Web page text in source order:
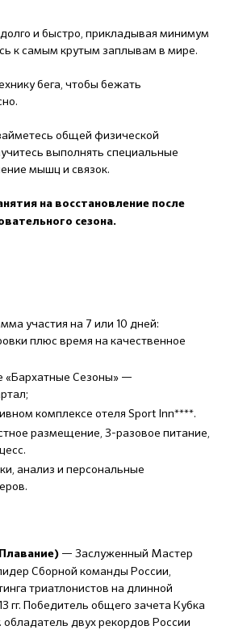
и быстро, прикладывая минимум
к самым крутым заплывам в мире.
бега, чтобы бежать
общей физической
выполнять специальные
мышц и связок.
на восстановление после
сезона.
участия на 7 или 10 дней:
плюс время на качественное
«Бархатные Сезоны» —
комплексе отеля Sport Inn****.
размещение, 3-разовое питание,
анализ и персональные
— Заслуженный Мастер
Сборной команды России,
триатлонистов на длинной
гг. Победитель общего зачета Кубка
двух рекордов России